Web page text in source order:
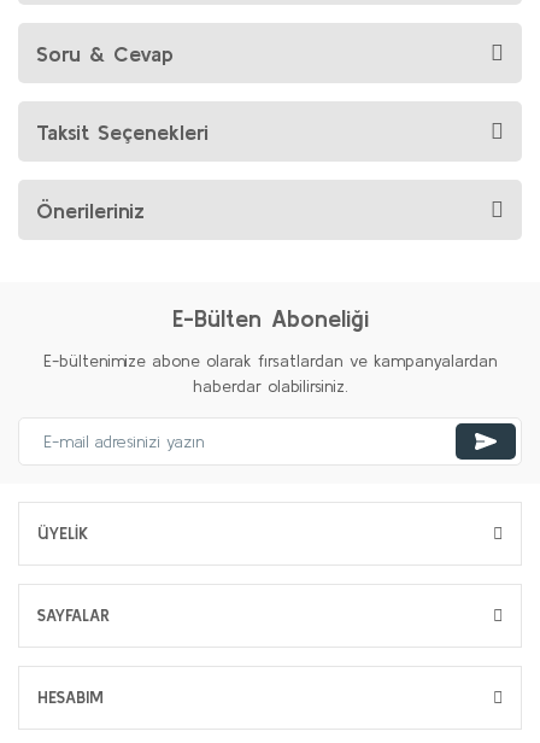
Soru & Cevap
Taksit Seçenekleri
Önerileriniz
E-Bülten Aboneliği
E-bültenimize abone olarak fırsatlardan ve kampanyalardan
haberdar olabilirsiniz.
ÜYELİK
SAYFALAR
HESABIM